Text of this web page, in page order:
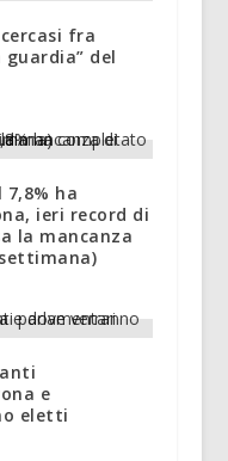
fra
guardia” del
ha
ieri record di
la mancanza
e
eletti